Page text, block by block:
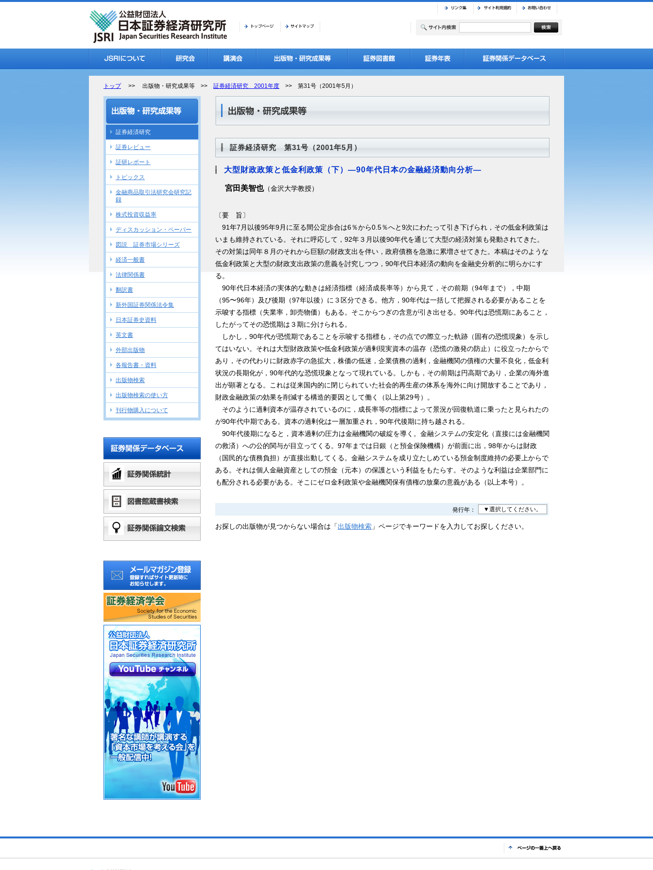
トップ>> 出版物・研究成果等 >> 証券経済研究 2001年度 >> 第31号（2001年5月）
証券経済研究 第31号（2001年5月）
大型財政政策と低金利政策（下）―90年代日本の金融経済動向分析―
宮田美智也（金沢大学教授）
〔要 旨〕
91年7月以後95年9月に至る間公定歩合は6％から0.5％へと9次にわたって引き下げられ，その低金利政策は
いまも維持されている。それに呼応して，92年３月以後90年代を通じて大型の経済対策も発動されてきた。
その対策は同年８月のそれから巨額の財政支出を伴い，政府債務を急激に累増させてきた。本稿はそのような
低金利政策と大型の財政支出政策の意義を討究しつつ，90年代日本経済の動向を金融史分析的に明らかにす
る。
90年代日本経済の実体的な動きは経済指標（経済成長率等）から見て，その前期（94年まで），中期
（95〜96年）及び後期（97年以後）に３区分できる。他方，90年代は一括して把握される必要があることを
示唆する指標（失業率，卸売物価）もある。そこからつぎの含意が引き出せる。90年代は恐慌期にあること，
したがってその恐慌期は３期に分けられる。
しかし，90年代が恐慌期であることを示唆する指標も，その点での際立った軌跡（固有の恐慌現象）を示し
てはいない。それは大型財政政策や低金利政策が過剰現実資本の温存（恐慌の激発の防止）に役立ったからで
あり，その代わりに財政赤字の急拡大，株価の低迷，企業債務の過剰，金融機関の債権の大量不良化，低金利
状況の長期化が，90年代的な恐慌現象となって現れている。しかも，その前期は円高期であり，企業の海外進
出が顕著となる。これは従来国内的に閉じられていた社会的再生産の体系を海外に向け開放することであり，
財政金融政策の効果を削減する構造的要因として働く（以上第29号）。
そのように過剰資本が温存されているのに，成長率等の指標によって景況が回復軌道に乗ったと見られたの
が90年代中期である。資本の過剰化は一層加重され，90年代後期に持ち越される。
90年代後期になると，資本過剰の圧力は金融機関の破綻を導く。金融システムの安定化（直接には金融機関
の救済）への公的関与が目立ってくる。97年までは日銀（と預金保険機構）が前面に出，98年からは財政
（国民的な債務負担）が直接出動してくる。金融システムを成り立たしめている預金制度維持の必要上からで
ある。それは個人金融資産としての預金（元本）の保護という利益をもたらす。そのような利益は企業部門に
も配分される必要がある。そこにゼロ金利政策や金融機関保有債権の放棄の意義がある（以上本号）。
発行年： ▼選択してください。
お探しの出版物が見つからない場合は「出版物検索 」ページでキーワードを入力してお探しください。
証券経済研究
証券レビュー
証研レポート
トピックス
金融商品取引法研究会研究記
録
株式投資収益率
ディスカッション・ペーパー
図説 証券市場シリーズ
経済一般書
法律関係書
翻訳書
新外国証券関係法令集
日本証券史資料
英文書
外部出版物
各報告書・資料
出版物検索
出版物検索の使い方
刊行物購入について